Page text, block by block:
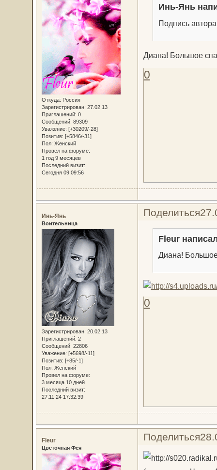
Откуда: Россия
Зарегистрирован: 27.02.13
Приглашений: 0
Сообщений: 89309
Уважение: [+30209/-28]
Позитив: [+5846/-31]
Пол: Женский
Провел на форуме:
1 год 9 месяцев
Последний визит:
Сегодня 09:09:56
Инь-Янь
Подпись автора
Диана! Большое
0
Поделиться
Инь-Янь
Воительница
Зарегистрирован: 20.02.13
Приглашений: 2
Сообщений: 22806
Уважение: [+5698/-11]
Позитив: [+85/-1]
Пол: Женский
Провел на форуме:
3 месяца 10 дней
Последний визит:
27.11.24 17:32:39
Fleur
Диана!
0
Поделиться
Fleur
Цветочная Фея